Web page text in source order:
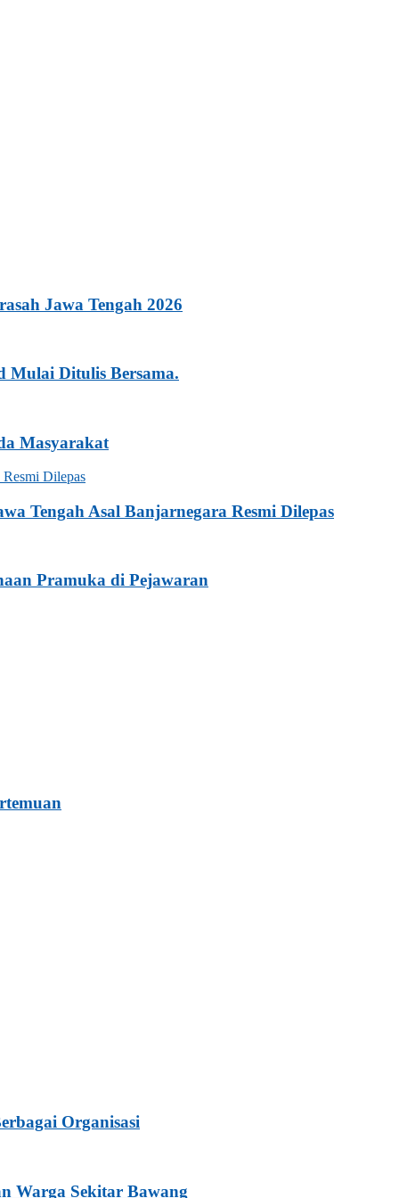
Jawa Tengah 2026
Mulai Ditulis Bersama.
Masyarakat
Tengah Asal Banjarnegara Resmi Dilepas
Pramuka di Pejawaran
Organisasi
Warga Sekitar Bawang